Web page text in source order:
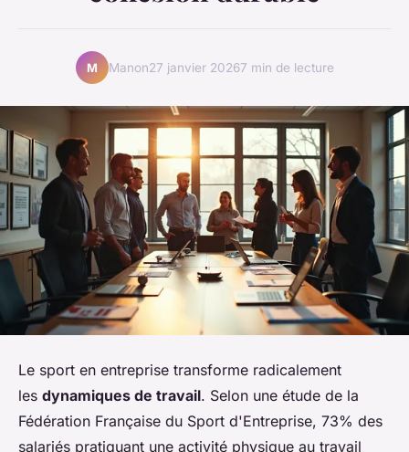
M Manon27 janvier 20267 min de lecture
Le sport en entreprise transforme radicalement
les dynamiques de travail. Selon une étude de la
Fédération Française du Sport d'Entreprise, 73% des
salariés pratiquant une activité physique au travail